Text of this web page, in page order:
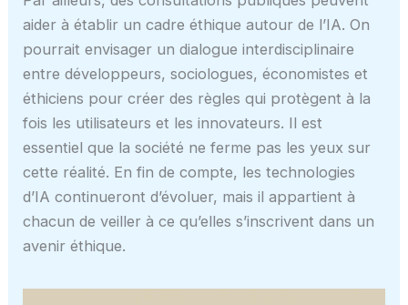
aider à établir un cadre éthique autour de l’IA. On
pourrait envisager un dialogue interdisciplinaire
entre développeurs, sociologues, économistes et
éthiciens pour créer des règles qui protègent à la
fois les utilisateurs et les innovateurs. Il est
essentiel que la société ne ferme pas les yeux sur
cette réalité. En fin de compte, les technologies
d’IA continueront d’évoluer, mais il appartient à
chacun de veiller à ce qu’elles s’inscrivent dans un
avenir éthique.